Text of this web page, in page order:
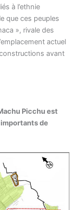
à l’ethnie
que ces peuples
», rivale des
actuel
avant
Picchu est
de